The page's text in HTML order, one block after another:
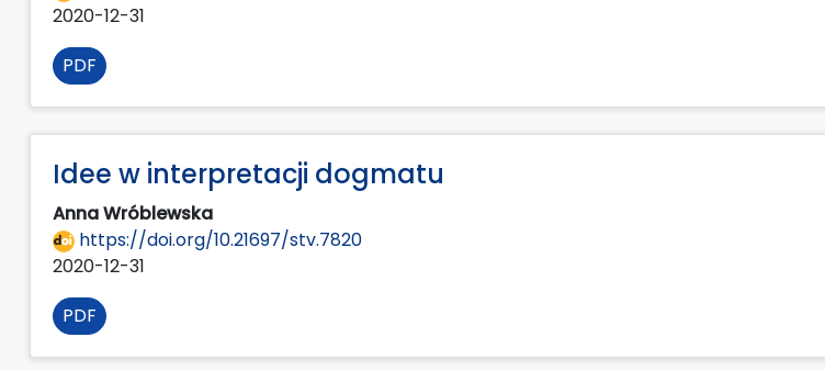
2020-12-31
PDF
Idee w interpretacji dogmatu
Anna Wróblewska
https://doi.org/10.21697/stv.7820
2020-12-31
PDF